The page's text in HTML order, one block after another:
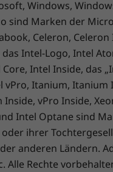
Windows,
sind Marken der
Celeron, Celeron
Intel-Logo, Intel
Intel Inside, das
vPro, Itanium, Itanium
vPro Inside,
Intel Optane sind
ihrer
anderen Ländern.
Alle Rechte